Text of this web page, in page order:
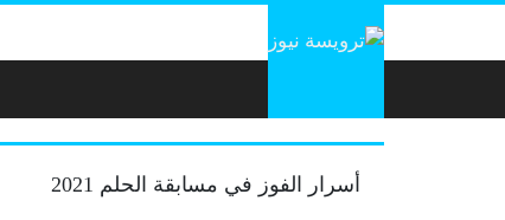
أسرار الفوز في مسابقة الحلم 2021